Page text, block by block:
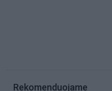
Rekomenduojame